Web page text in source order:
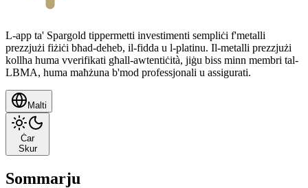
L-app ta' Spargold tippermetti investimenti sempliċi f'metalli
prezzjużi fiżiċi bħad-deheb, il-fidda u l-platinu. Il-metalli prezzjużi
kollha huma vverifikati għall-awtentiċità, jiġu biss minn membri tal-
LBMA, huma maħżuna b'mod professjonali u assigurati.
Malti
Ċar
Skur
Sommarju